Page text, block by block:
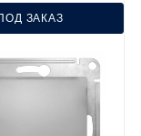
ЗАКАЗ